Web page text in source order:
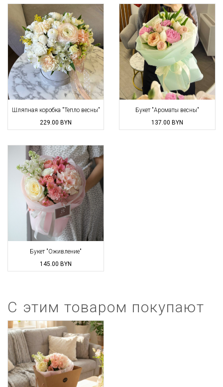
Шляпная коробка "Тепло весны"
229.00 BYN
Букет "Ароматы весны"
137.00 BYN
Букет "Оживление"
145.00 BYN
С этим товаром покупают